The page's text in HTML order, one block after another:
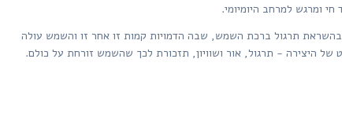
בהשראת תרגול ברכת השמש, שבה הדמויות קמות זו אחר זו והשמש עולה
היצירה - תרגול, אור ושוויון, תזכורת לכך שהשמש זורחת על כולם.